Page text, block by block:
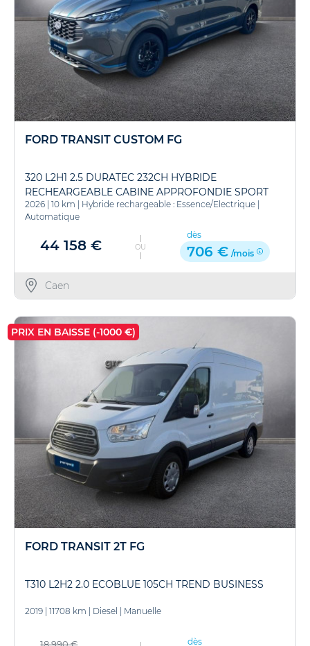
FORD TRANSIT CUSTOM FG
320 L2H1 2.5 DURATEC 232CH HYBRIDE
RECHEARGEABLE CABINE APPROFONDIE SPORT
CVT - PR
2026 10 km Hybride rechargeable : Essence/Electrique
Automatique
44 158 € OU
dès
706 € /mois
Caen
PRIX EN BAISSE (-1000 €)
FORD TRANSIT 2T FG
T310 L2H2 2.0 ECOBLUE 105CH TREND BUSINESS
2019 | 11708 km | Diesel | Manuelle
18 990 € dès